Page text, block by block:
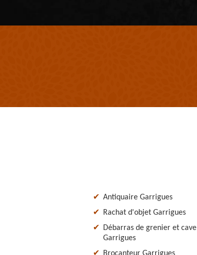
Antiquaire Garrigues
Rachat d'objet Garrigues
Débarras de grenier et cave
Garrigues
Brocanteur Garrigues